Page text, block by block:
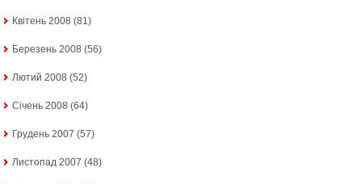
Квітень 2008 (81)
Березень 2008 (56)
Лютий 2008 (52)
Січень 2008 (64)
Грудень 2007 (57)
Листопад 2007 (48)